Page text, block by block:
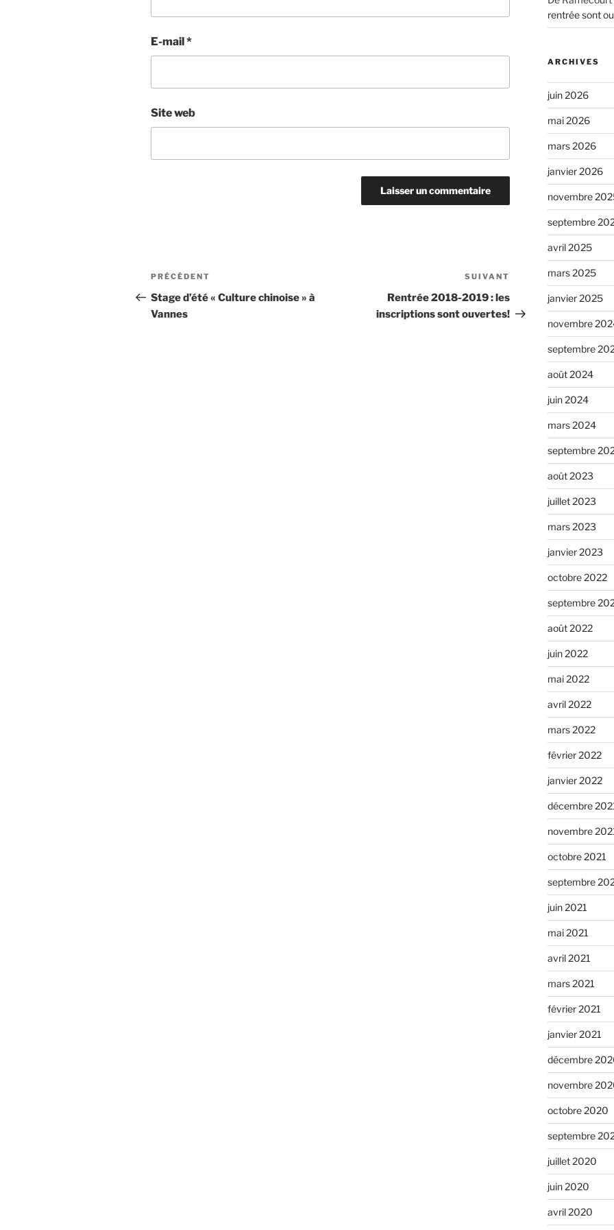
E-mail*
Site web
Navigation
de
l’article
Article
précédent
PRÉCÉDENT
Stage d’été « Culture chinoise » à
Vannes
suivant
SUIVANT
Rentrée 2018-2019 : les
inscriptions sont ouvertes!
rentrée sont
ARCHIVES
juin 2026
mai 2026
mars 2026
janvier 2026
novembre
septembre
avril 2025
mars 2025
janvier 2025
novembre
septembre
août 2024
juin 2024
mars 2024
septembre
août 2023
juillet 2023
mars 2023
janvier 2023
octobre 2022
septembre
août 2022
juin 2022
mai 2022
avril 2022
mars 2022
février 2022
janvier 2022
décembre
novembre
octobre 2021
septembre
juin 2021
mai 2021
avril 2021
mars 2021
février 2021
janvier 2021
décembre
novembre
octobre 2020
septembre
juillet 2020
juin 2020
avril 2020